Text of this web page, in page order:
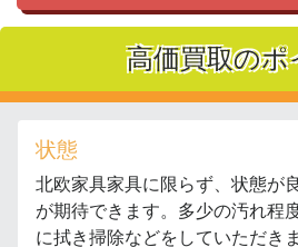
高価買取のポ
状態
北欧家具家具に限らず、状態が
が期待できます。多少の汚れ程
に拭き掃除などをしていただき